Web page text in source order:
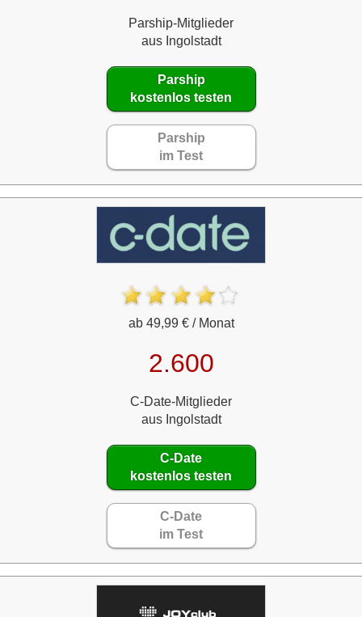
Parship-Mitglieder
aus Ingolstadt
Parship
kostenlos testen
Parship
im Test
ab 49,99 € / Monat
2.600
C-Date-Mitglieder
aus Ingolstadt
C-Date
kostenlos testen
C-Date
im Test